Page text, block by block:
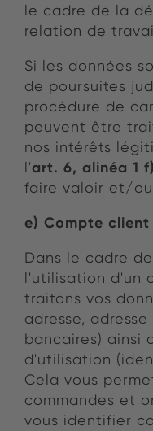
le cadre de la
relation de
Si les données
de poursuites
procédure de
peuvent être
nos intérêts
l'art. 6, alinéa 1
faire valoir et/
e) Compte client
Dans le cadre
l'utilisation d'un
traitons vos
adresse,
bancaires) ainsi
d'utilisation
Cela vous
commandes et
vous identifier